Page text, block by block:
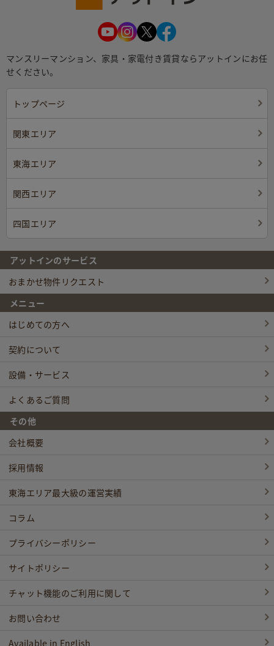
マンスリーマンション、家具・家電付き賃貸ならアットインにお任
せください。
トップページ
関東エリア
東海エリア
関西エリア
四国エリア
アットインのサービス
おまかせ物件リクエスト
メニュー
はじめての方へ
契約について
設備・サービス
よくあるご質問
その他
会社概要
採用情報
東海エリア最大級の運営実績
コラム
プライバシーポリシー
サイトポリシー
チャット機能のご利用に関して
お問い合わせ
Available in English